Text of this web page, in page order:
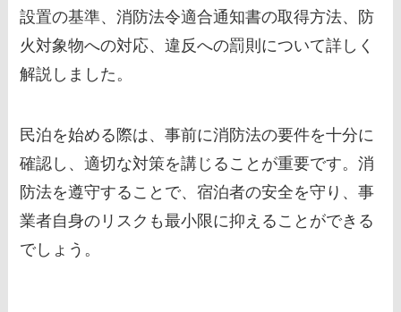
設置の基準、消防法令適合通知書の取得方法、防
火対象物への対応、違反への罰則について詳しく
解説しました。
民泊を始める際は、事前に消防法の要件を十分に
確認し、適切な対策を講じることが重要です。消
防法を遵守することで、宿泊者の安全を守り、事
業者自身のリスクも最小限に抑えることができる
でしょう。